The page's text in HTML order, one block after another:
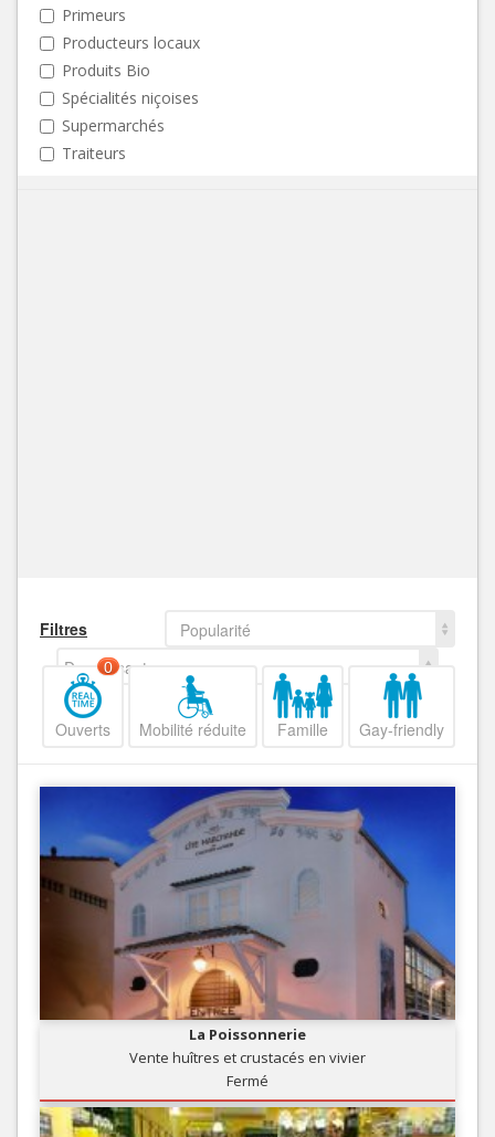
Primeurs
Producteurs locaux
Produits Bio
Spécialités niçoises
Supermarchés
Traiteurs
Filtres
Popularité
Decroissant
Ouverts
0
Mobilité réduite Famille Gay-friendly
La Poissonnerie
Vente huîtres et crustacés en vivier
Fermé